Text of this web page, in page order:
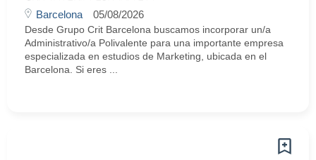
Barcelona 05/08/2026
Desde Grupo Crit Barcelona buscamos incorporar un/a
Administrativo/a Polivalente para una importante empresa
especializada en estudios de Marketing, ubicada en el
Barcelona. Si eres ...